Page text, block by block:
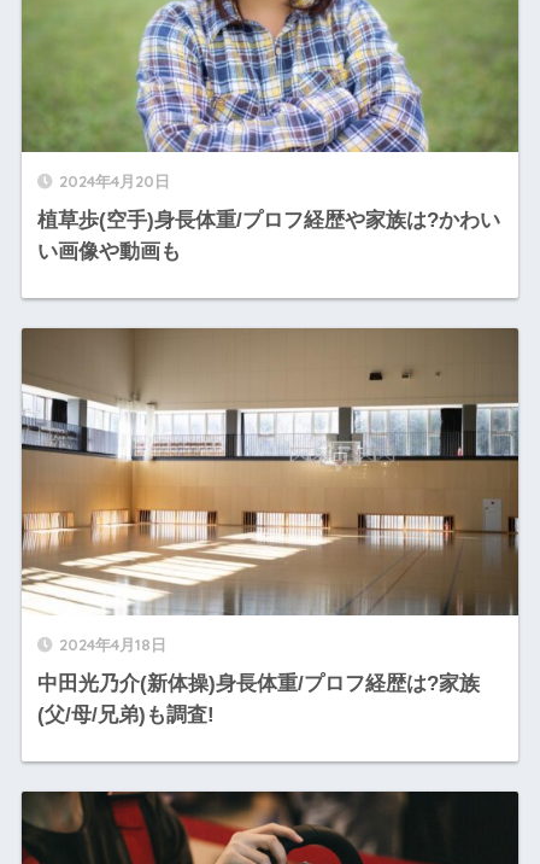
2024年4月20日
植草歩(空手)身長体重/プロフ経歴や家族は?かわい
い画像や動画も
2024年4月18日
中田光乃介(新体操)身長体重/プロフ経歴は?家族
(父/母/兄弟)も調査!